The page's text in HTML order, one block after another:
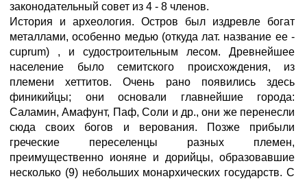
законодательный совет из 4 - 8 членов.
История и археология. Остров был издревле богат
металлами, особенно медью (откуда лат. название ее -
cuprum) , и судостроительным лесом. Древнейшее
население было семитского происхождения, из
племени хеттитов. Очень рано появились здесь
финикийцы; они основали главнейшие города:
Саламин, Амафунт, Паф, Соли и др., они же перенесли
сюда своих богов и верования. Позже прибыли
греческие переселенцы разных племен,
преимущественно ионяне и дорийцы, образовавшие
несколько (9) небольших монархических государств. С